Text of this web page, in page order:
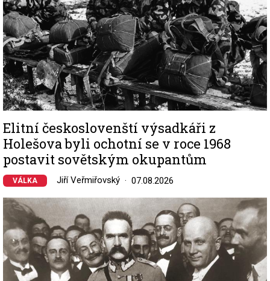
Elitní českoslovenští výsadkáři z
Holešova byli ochotní se v roce 1968
postavit sovětským okupantům
VÁLKA Jiří Veřmiřovský 07.08.2026
Image